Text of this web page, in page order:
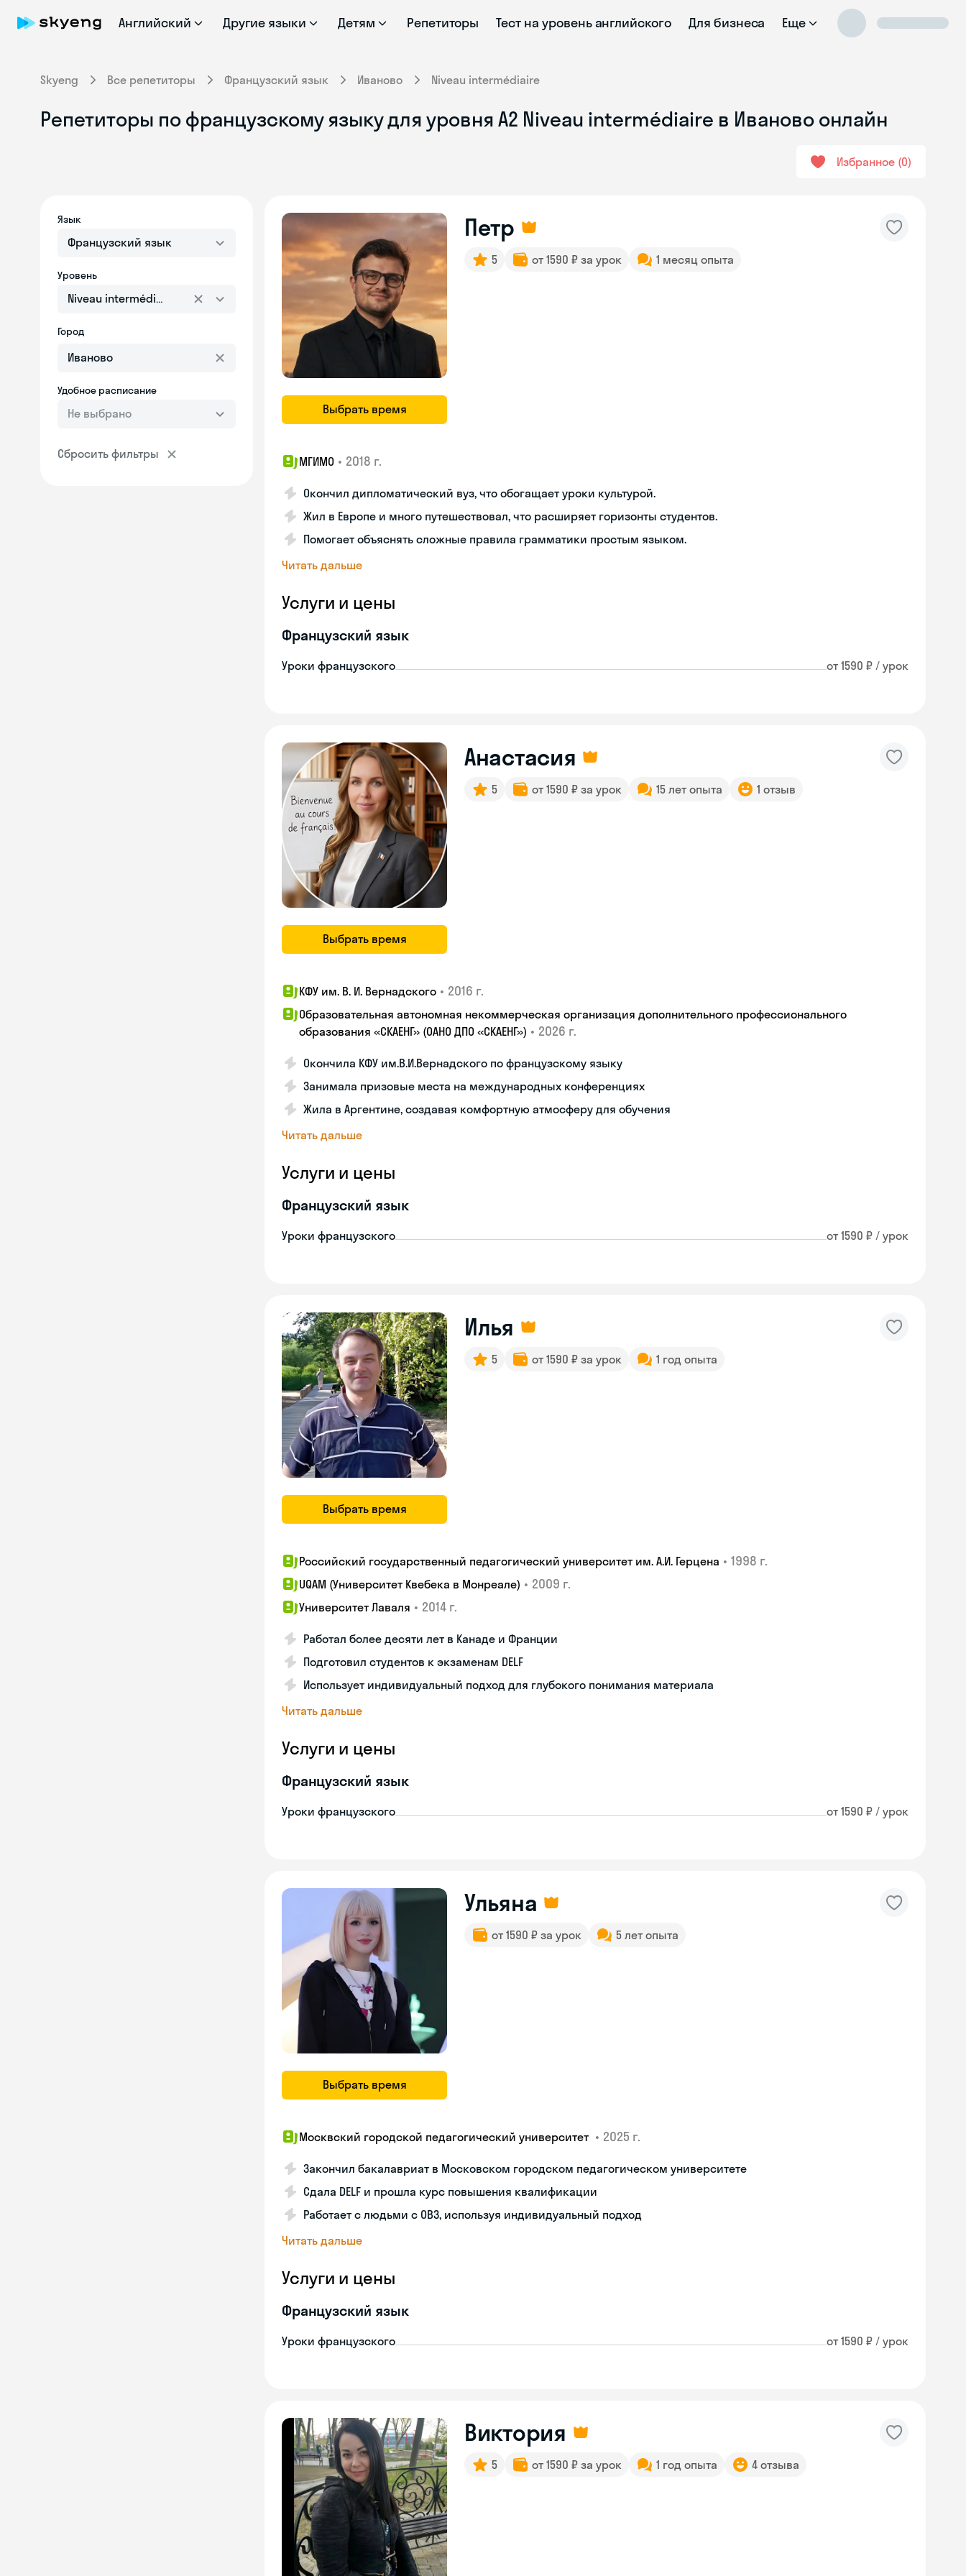
Английский Другие языки Детям Репетиторы Тест на уровень английского Для бизнеса Еще
Skyeng Все репетиторы Французский язык Иваново Niveau intermédiaire
Репетиторы по французскому языку для уровня A2 Niveau intermédiaire в Иваново онлайн
Избранное 0
Язык
Французский язык
Уровень
Niveau intermédiaire
Город
Удобное расписание
Не выбрано
Сбросить фильтры
Выбрать время
Петр
5 от 1590 ₽ за урок 1 месяц опыта
МГИМО • 2018 г.
Окончил дипломатический вуз, что обогащает уроки культурой.
Жил в Европе и много путешествовал, что расширяет горизонты студентов.
Помогает объяснять сложные правила грамматики простым языком.
Читать дальше
Услуги и цены
Французский язык
Уроки французского от 1590 ₽ / урок
Выбрать время
Анастасия
5 от 1590 ₽ за урок 15 лет опыта 1 отзыв
КФУ им. В. И. Вернадского • 2016 г.
Образовательная автономная некоммерческая организация дополнительного профессионального
образования «СКАЕНГ» (ОАНО ДПО «СКАЕНГ») • 2026 г.
Окончила КФУ им.В.И.Вернадского по французскому языку
Занимала призовые места на международных конференциях
Жила в Аргентине, создавая комфортную атмосферу для обучения
Читать дальше
Услуги и цены
Французский язык
Уроки французского от 1590 ₽ / урок
Выбрать время
Илья
5 от 1590 ₽ за урок 1 год опыта
Российский государственный педагогический университет им. А.И. Герцена • 1998 г.
UQAM (Университет Квебека в Монреале) • 2009 г.
Университет Лаваля • 2014 г.
Работал более десяти лет в Канаде и Франции
Подготовил студентов к экзаменам DELF
Использует индивидуальный подход для глубокого понимания материала
Читать дальше
Услуги и цены
Французский язык
Уроки французского от 1590 ₽ / урок
Выбрать время
Ульяна
от 1590 ₽ за урок 5 лет опыта
Москвский городской педагогический университет • 2025 г.
Закончил бакалавриат в Московском городском педагогическом университете
Сдала DELF и прошла курс повышения квалификации
Работает с людьми с ОВЗ, используя индивидуальный подход
Читать дальше
Услуги и цены
Французский язык
Уроки французского от 1590 ₽ / урок
Виктория
5 от 1590 ₽ за урок 1 год опыта 4 отзыва